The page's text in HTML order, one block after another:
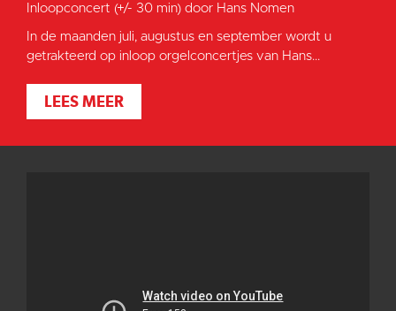
Inloopconcert (+/- 30 min) door Hans Nomen
In de maanden juli, augustus en september wordt u
getrakteerd op inloop orgelconcertjes van Hans...
LEES MEER